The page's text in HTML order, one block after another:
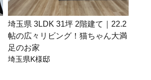
埼玉県 3LDK 31坪 2階建て｜22.2
帖の広々リビング！猫ちゃん大満
足のお家
埼玉県K様邸